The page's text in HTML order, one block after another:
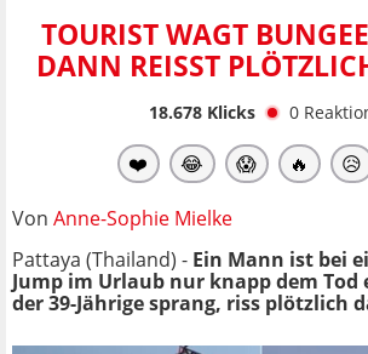
TOURIST WAGT
DANN REISST
18.678Klicks 0
❤️ 😂 😱 🔥 😥
Von Anne-Sophie Mielke
Pattaya (Thailand) - Ein Mann ist bei
Jump im Urlaub nur knapp dem
der 39-Jährige sprang, riss plötzlich